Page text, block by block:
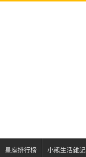
星座排行榜 小熊生活雜記